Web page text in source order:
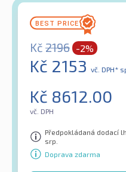
Kč 2196 -2%
Kč 2153 vč. DPH*
Kč 8612.00
vč. DPH
Předpokládaná dodací
srp.
Doprava zdarma